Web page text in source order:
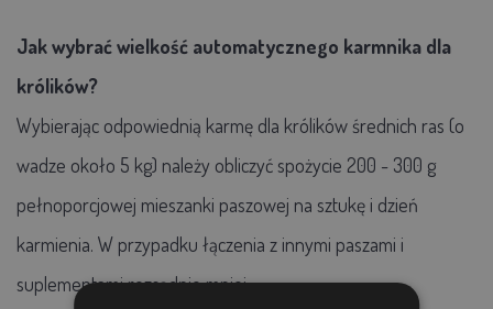
Jak wybrać wielkość automatycznego karmnika dla
królików?
Wybierając odpowiednią karmę dla królików średnich ras (o
wadze około 5 kg) należy obliczyć spożycie 200 - 300 g
pełnoporcjowej mieszanki paszowej na sztukę i dzień
karmienia. W przypadku łączenia z innymi paszami i
suplementami rozsądnie mniej.